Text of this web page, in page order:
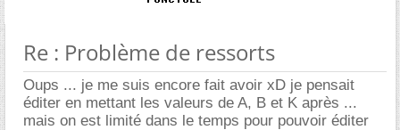
Re : Problème de ressorts
Oups ... je me suis encore fait avoir xD je pensait
éditer en mettant les valeurs de A, B et K après ...
mais on est limité dans le temps pour pouvoir éditer